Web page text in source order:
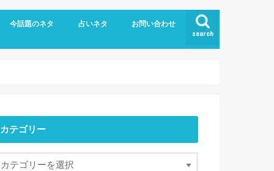
search
今話題のネタ 占いネタ お問い合わせ
カテゴリー